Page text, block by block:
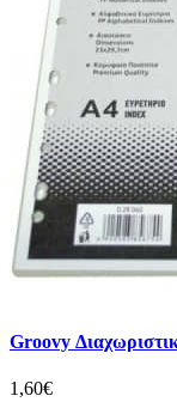
Groovy
1,60€